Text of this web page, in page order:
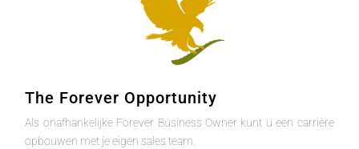
The Forever Opportunity
Als onafhankelijke Forever Business Owner kunt u een carrière
opbouwen met je eigen sales team.